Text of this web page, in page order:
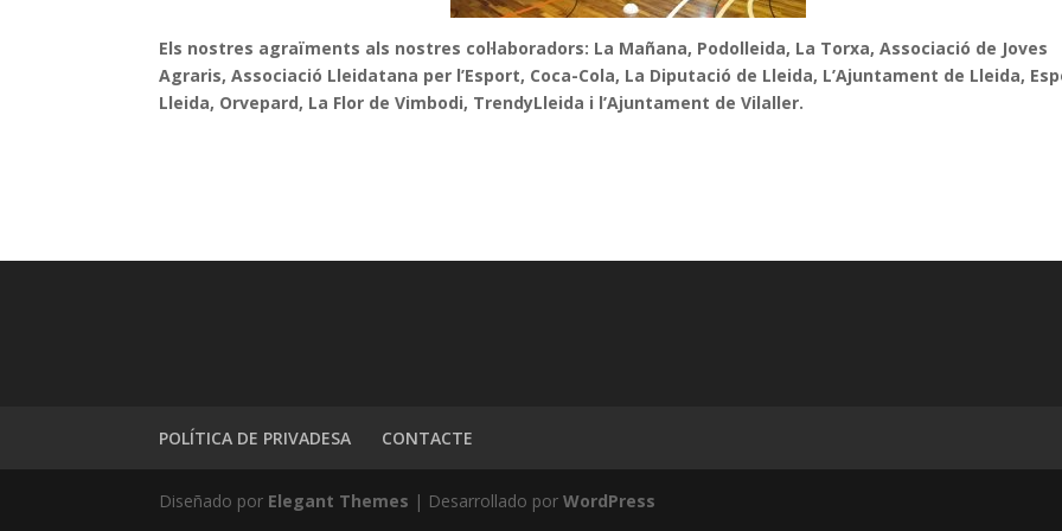
Els nostres agraïments als nostres col·laboradors: La Mañana, Podolleida, La Torxa, Associació de Joves
Agraris, Associació Lleidatana per l’Esport, Coca-Cola, La Diputació de Lleida, L’Ajuntament de Lleida,
Lleida, Orvepard, La Flor de Vimbodi, TrendyLleida i l’Ajuntament de Vilaller.
POLÍTICA DE PRIVADESA CONTACTE
Diseñado por Elegant Themes | Desarrollado porWordPress